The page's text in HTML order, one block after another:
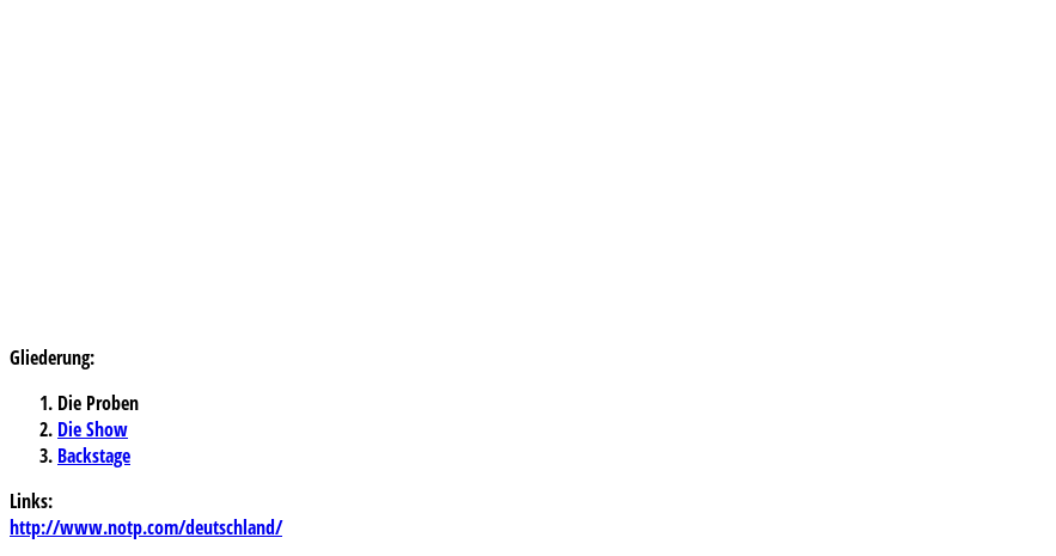
Gliederung:
Die Proben
Die Show
Backstage
Links:
http://www.notp.com/deutschland/